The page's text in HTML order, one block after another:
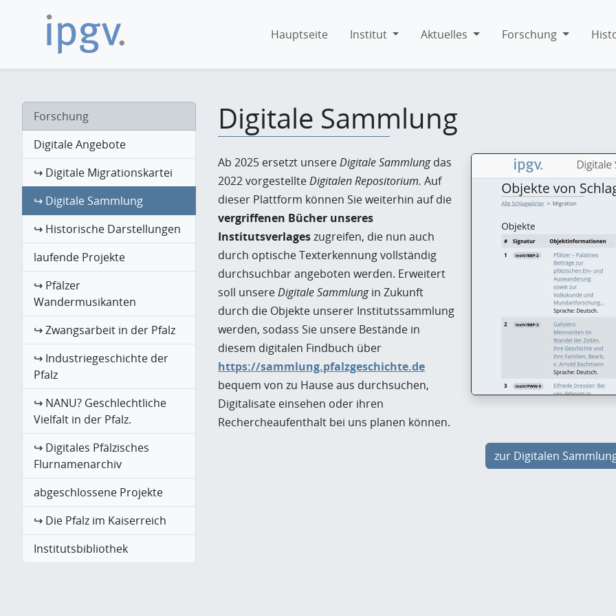
Hauptseite Institut Aktuelles Forschung
Forschung
Digitale Angebote
↪ Digitale Migrationskartei
↪ Digitale Sammlung
↪ Historische Darstellungen
laufende Projekte
↪ Pfälzer
Wandermusikanten
↪ Zwangsarbeit in der Pfalz
↪ Industriegeschichte der
Pfalz
↪ NANU? Geschlechtliche
Vielfalt in der Pfalz.
↪ Digitales Pfälzisches
Flurnamenarchiv
abgeschlossene Projekte
↪ Die Pfalz im Kaiserreich
Institutsbibliothek
Digitale Sammlung
Ab 2025 ersetzt unsereDigitale Sammlungdas
2022 vorgestellteDigitalen Repositorium. Auf
dieser Plattform können Sie weiterhin auf die
vergriffenen Bücher unseres
Institutsverlageszugreifen, die nun auch
durch optische Texterkennung vollständig
durchsuchbar angeboten werden. Erweitert
soll unsereDigitale Sammlungin Zukunft
durch die Objekte unserer Institutssammlung
werden, sodass Sie unsere Bestände in
diesem digitalen Findbuch über
https://sammlung.pfalzgeschichte.de
bequem von zu Hause aus durchsuchen,
Digitalisate einsehen oder ihren
Rechercheaufenthalt bei uns planen können.
zur Digitalen